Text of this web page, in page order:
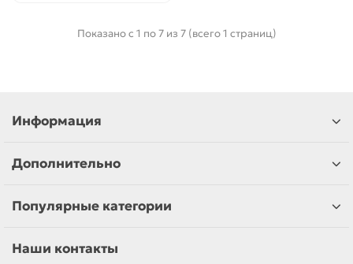
Показано с 1 по 7 из 7 (всего 1 страниц)
Информация
Дополнительно
Популярные категории
Наши контакты